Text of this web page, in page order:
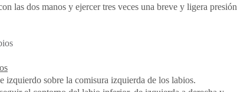
las dos manos y ejercer tres veces una breve y ligera presión
izquierdo sobre la comisura izquierda de los labios.